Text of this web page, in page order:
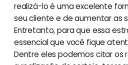
realizá-lo é uma excelente
seu cliente e de aumentar as
Entretanto, para que essa
essencial que você fique
Dentre eles podemos citar os